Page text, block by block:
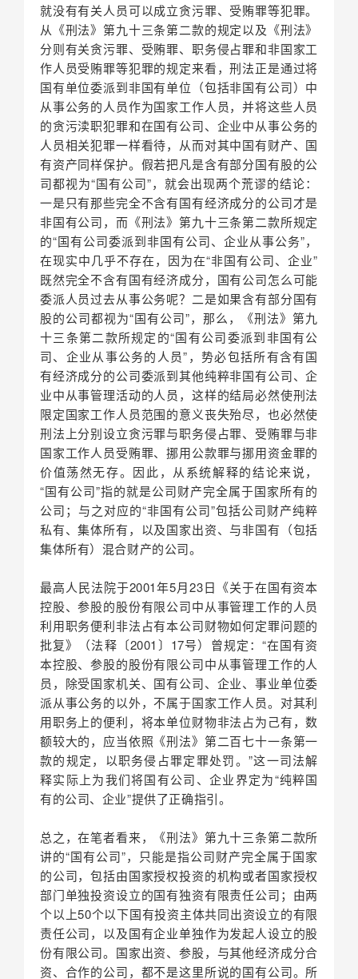
就没有有关人员可以成立贪污罪、受贿罪等犯罪。
从《刑法》第九十三条第二款的规定以及《刑法》
分则有关贪污罪、受贿罪、职务侵占罪和非国家工
作人员受贿罪等犯罪的规定来看，刑法正是通过将
国有单位委派到非国有单位（包括非国有公司）中
从事公务的人员作为国家工作人员，并将这些人员
的贪污渎职犯罪和在国有公司、企业中从事公务的
人员相关犯罪一样看待，从而对其中国有财产、国
有资产同样保护。假若把凡是含有部分国有股的公
司都视为“国有公司”，就会出现两个荒谬的结论：
一是只有那些完全不含有国有经济成分的公司才是
非国有公司，而《刑法》第九十三条第二款所规定
的“国有公司委派到非国有公司、企业从事公务”，
在现实中几乎不存在，因为在“非国有公司、企业”
既然完全不含有国有经济成分，国有公司怎么可能
委派人员过去从事公务呢？二是如果含有部分国有
股的公司都视为“国有公司”，那么，《刑法》第九
十三条第二款所规定的“国有公司委派到非国有公
司、企业从事公务的人员”，势必包括所有含有国
有经济成分的公司委派到其他纯粹非国有公司、企
业中从事管理活动的人员，这样的结局必然使刑法
限定国家工作人员范围的意义丧失殆尽，也必然使
刑法上分别设立贪污罪与职务侵占罪、受贿罪与非
国家工作人员受贿罪、挪用公款罪与挪用资金罪的
价值荡然无存。因此，从系统解释的结论来说，
“国有公司”指的就是公司财产完全属于国家所有的
公司；与之对应的“非国有公司”包括公司财产纯粹
私有、集体所有，以及国家出资、与非国有（包括
集体所有）混合财产的公司。
最高人民法院于2001年5月23日《关于在国有资本
控股、参股的股份有限公司中从事管理工作的人员
利用职务便利非法占有本公司财物如何定罪问题的
批复》（法释〔2001〕17号）曾规定：“在国有资
本控股、参股的股份有限公司中从事管理工作的人
员，除受国家机关、国有公司、企业、事业单位委
派从事公务的以外，不属于国家工作人员。对其利
用职务上的便利，将本单位财物非法占为己有，数
额较大的，应当依照《刑法》第二百七十一条第一
款的规定，以职务侵占罪定罪处罚。”这一司法解
释实际上为我们将国有公司、企业界定为“纯粹国
有的公司、企业”提供了正确指引。
总之，在笔者看来，《刑法》第九十三条第二款所
讲的“国有公司”，只能是指公司财产完全属于国家
的公司，包括由国家授权投资的机构或者国家授权
部门单独投资设立的国有独资有限责任公司；由两
个以上50个以下国有投资主体共同出资设立的有限
责任公司，以及国有企业单独作为发起人设立的股
份有限公司。国家出资、参股，与其他经济成分合
资、合作的公司，都不是这里所说的国有公司。所